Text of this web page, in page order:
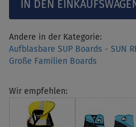
Andere in der Kategorie:
Aufblasbare SUP Boards - SUN
Große Familien Boards
Wir empfehlen: